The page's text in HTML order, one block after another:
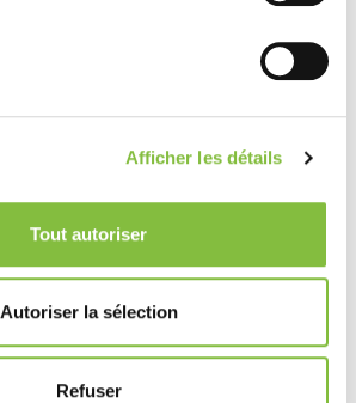
Afficher les détails
Tout autoriser
Autoriser la sélection
Refuser